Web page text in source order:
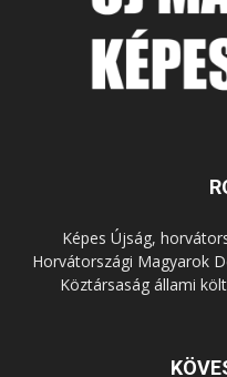
Képes Újság,
Horvátországi Magyarok
Köztársaság állami